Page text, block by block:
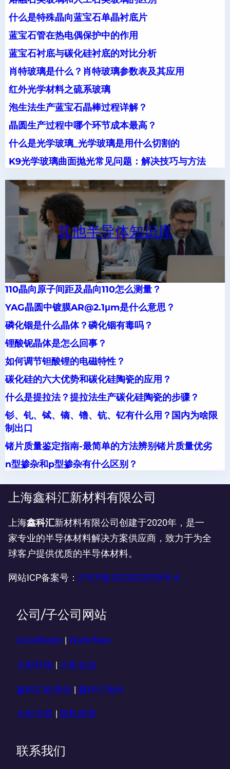
什么是特殊晶向蓝宝石单晶衬底片
蓝宝石管在热电偶保护中的作用
蓝宝石衬底与碳化硅衬底的对比分析
肖特玻璃是什么？肖特玻璃参数表及其应用
红外光学材料之硫系玻璃
泡生法生产蓝宝石晶棒过程详解？
晶圆生产过程中哪个环节成本最高？
什么是光学玻璃_光学玻璃是用什么切割的
K9光学玻璃曲面抛光常见问题：解决技巧与方法
其他半导体知识库
110晶向原子间距及晶向110怎么测量？
YAG晶圆中镀膜AR@2.1μm是什么意思？
磷化铟是什么晶体？磷化铟有毒吗？
锂酸铌晶体是怎么回事？
如何调节钽酸锂的电磁特性？
碳化硅的六大优势和碳化硅陶瓷的应用？
什么是提拉法？提拉法生产碳化硅陶瓷的步骤？
钐、钆、铽、镝、镥、钪、钇有什么用？国内为啥限
制出口
锗片质量鉴定指南-最简单的方法辨别锗片质量优劣
n型掺杂和p型掺杂有什么区别？
上海鑫科汇新材料有限公司
上海鑫科汇新材料有限公司创建于2020年，是一
家专业的半导体材料解决方案供应商，致力于为全
球客户提供优质的半导体材料。
网站ICP备案号： 沪ICP备2022022028号-4
公司/子公司网站
GoodWafer WaferMax
火影科技 火影金晶
鑫科汇欧美站 | 鑫科汇海外
火影互联 隐私政策
联系我们